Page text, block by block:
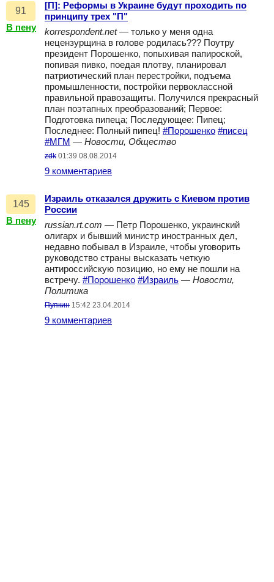
91
В пену
[П]: Реформы в Украине будут проходить по
принципу трех "П"
korrespondent.net— только у меня одна
нецензурщина в голове родилась??? Поутру
президент Порошенко, попыхивая папироской,
попивая пивко, поедая плотву, планировал
патриотический план перестройки, подъема
промышленности, постройки первоклассной
правильной правозащиты. Получился прекрасный
план поэтапных преобразований; Первое:
Подготовка пипеца; Последующее: Пипец;
Последнее: Полный пипец! #Порошенко #писец
#МГМ — Новости, Общество
zdk 01:39 08.08.2014
9 комментариев
145
В пену
Израиль отказался дружить с Киевом против
России
russian.rt.com — Петр Порошенко, украинский
олигарх и бывший министр иностранных дел,
недавно побывал в Израиле, чтобы уговорить
руководство страны высказать четкую
антироссийскую позицию, но ему не пошли на
встречу. #Порошенко #Израиль — Новости,
Политика
Пупкин 15:42 23.04.2014
9 комментариев